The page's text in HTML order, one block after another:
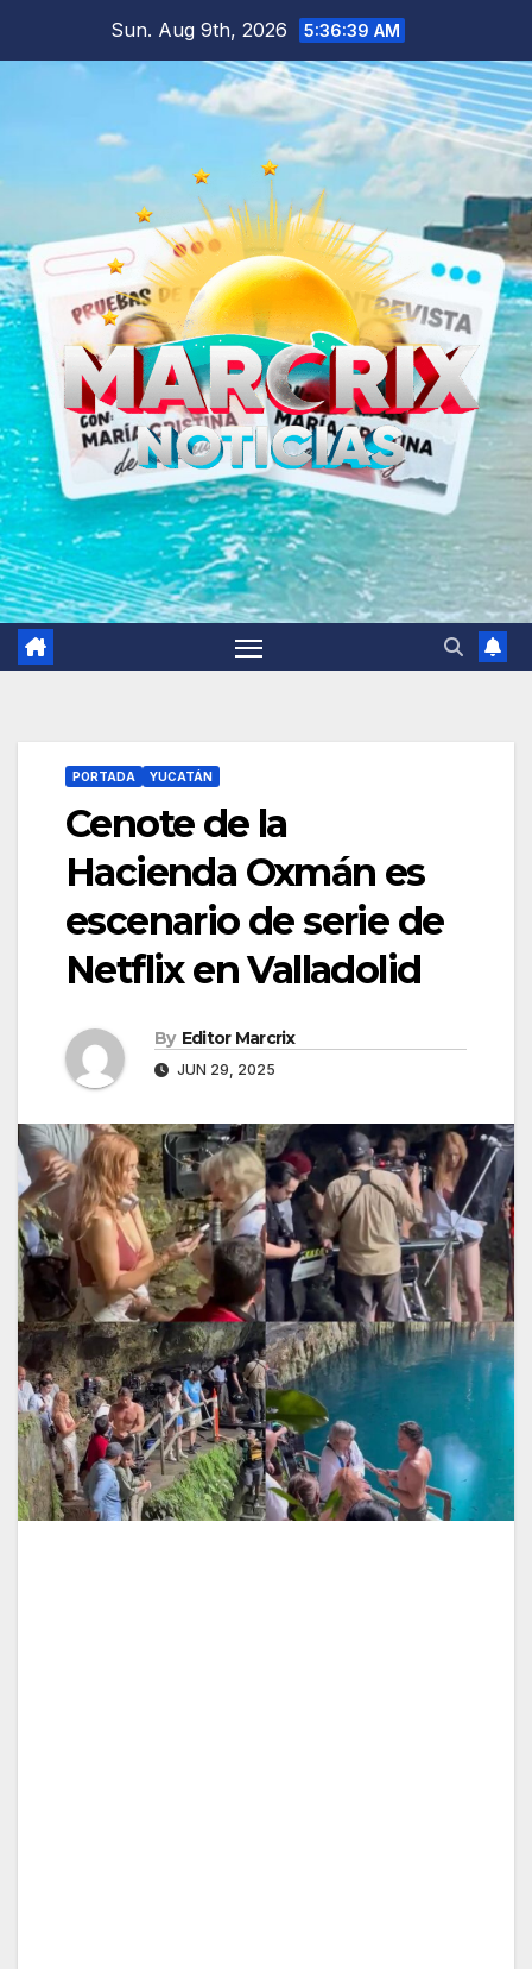
Sun. Aug 9th, 2026 5:36:41 AM
PORTADA YUCATÁN
Cenote de la
Hacienda Oxmán es
escenario de serie de
Netflix en Valladolid
By Editor Marcrix
JUN 29, 2025